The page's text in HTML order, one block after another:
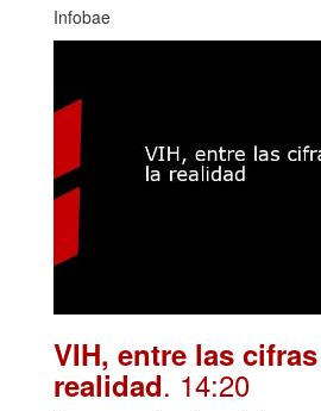
Infobae
VIH, entre las
realidad. 14:20